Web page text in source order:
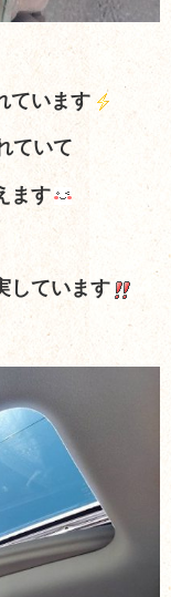
ています
ていて
ます
しています